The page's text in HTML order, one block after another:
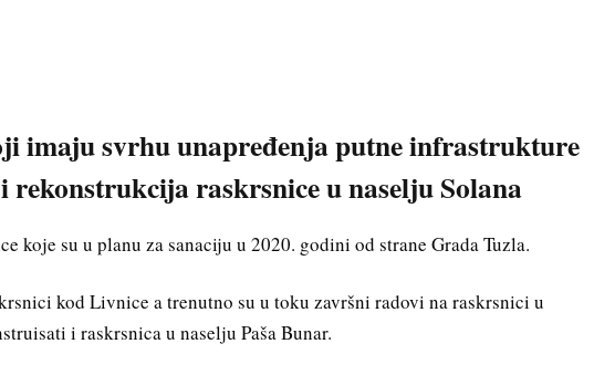
imaju svrhu unapređenja putne infrastrukture
rekonstrukcija raskrsnice u naselju Solana
koje su u planu za sanaciju u 2020. godini od strane Grada Tuzla.
kod Livnice a trenutno su u toku završni radovi na raskrsnici u
i raskrsnica u naselju Paša Bunar.